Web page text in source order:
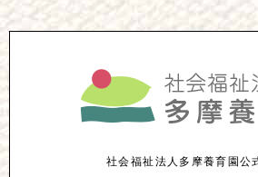
社会福祉法人多摩養育園公